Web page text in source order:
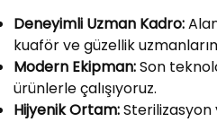
Deneyimli Uzman Kadro:
kuaför ve güzellik
Modern Ekipman:Son
ürünlerle çalışıyoruz.
Hijyenik Ortam: